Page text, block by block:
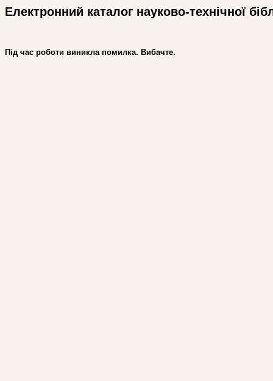
Електронний каталог науково-технічної
Під час роботи виникла помилка. Вибачте.